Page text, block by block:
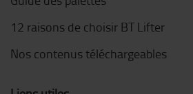
12 raisons de choisir BT Lifter
Nos contenus téléchargeables